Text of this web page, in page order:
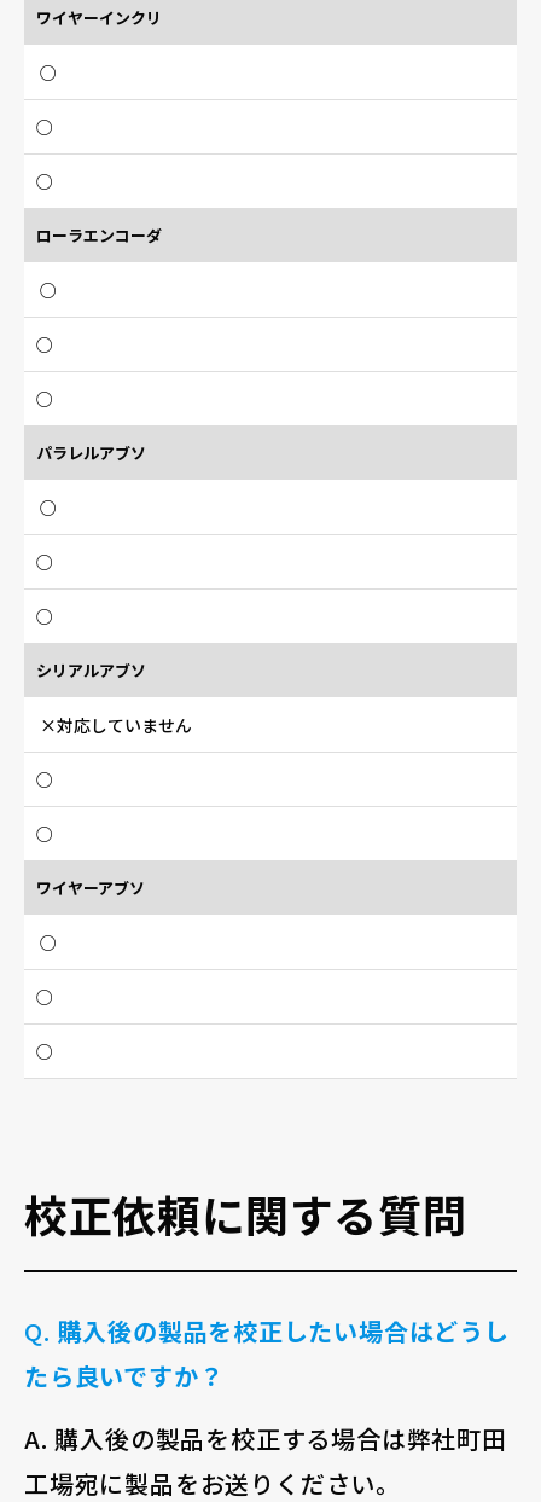
ワイヤーインクリ
○
○
○
ローラエンコーダ
○
○
○
パラレルアブソ
○
○
○
シリアルアブソ
×対応していません
○
○
ワイヤーアブソ
○
○
○
校正依頼に関する質問
Q. 購入後の製品を校正したい場合はどうし
たら良いですか？
A. 購入後の製品を校正する場合は弊社町田
工場宛に製品をお送りください。